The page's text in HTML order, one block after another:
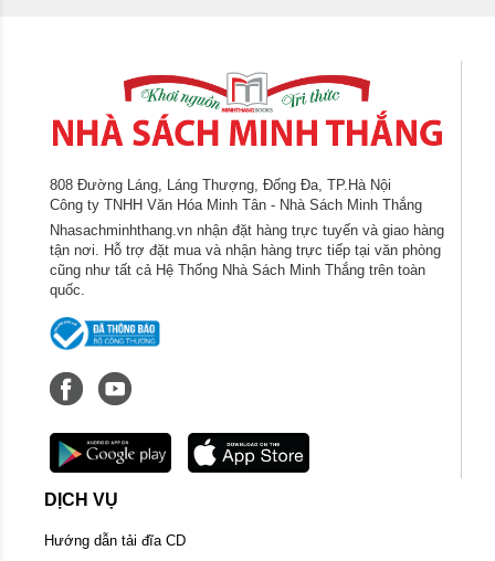
mà còn cho các giáo viên và phụ huynh
808 Đường Láng, Láng Thượng, Đống Đa, TP.Hà Nội
Công ty TNHH Văn Hóa Minh Tân - Nhà Sách Minh Thắng
Nhasachminhthang.vn nhận đặt hàng trực tuyến và giao hàng
tận nơi. Hỗ trợ đặt mua và nhận hàng trực tiếp tại văn phòng
cũng như tất cả Hệ Thống Nhà Sách Minh Thắng trên toàn
quốc.
DỊCH VỤ
Hướng dẫn tải đĩa CD